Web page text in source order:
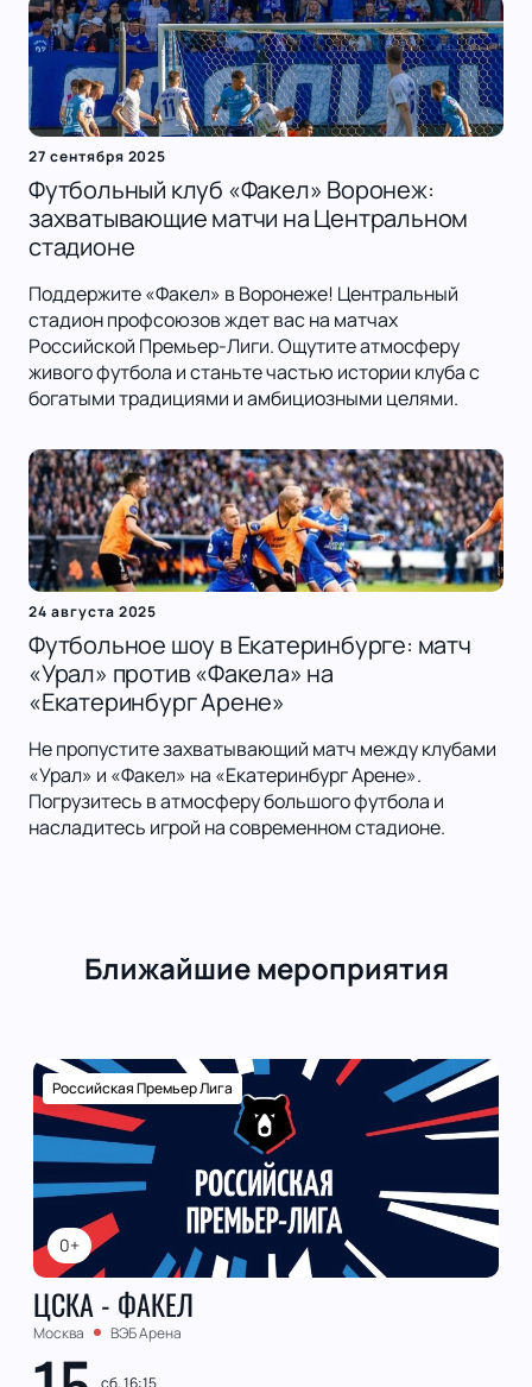
27 сентября 2025
Футбольный клуб «Факел» Воронеж:
захватывающие матчи на Центральном
стадионе
Поддержите «Факел» в Воронеже! Центральный
стадион профсоюзов ждет вас на матчах
Российской Премьер-Лиги. Ощутите атмосферу
живого футбола и станьте частью истории клуба с
богатыми традициями и амбициозными целями.
24 августа 2025
Футбольное шоу в Екатеринбурге: матч
«Урал» против «Факела» на
«Екатеринбург Арене»
Не пропустите захватывающий матч между клубами
«Урал» и «Факел» на «Екатеринбург Арене».
Погрузитесь в атмосферу большого футбола и
насладитесь игрой на современном стадионе.
Ближайшие мероприятия
0+
Российская Премьер Лига
ЦСКА - ФАКЕЛ
Москва ВЭБ Арена